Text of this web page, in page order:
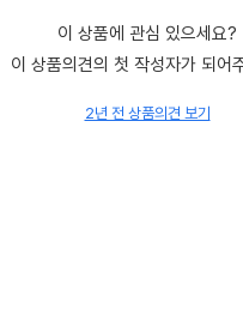
이 상품에 관심 있으세요?
이 상품의견의 첫 작성자가 되어
2년 전 상품의견 보기